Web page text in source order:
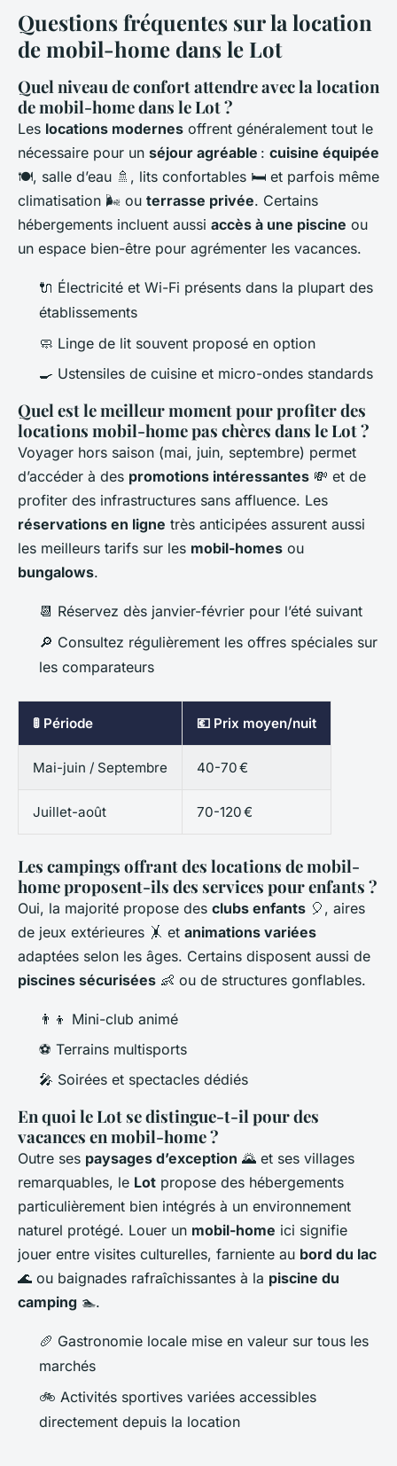
Questions fréquentes sur la location
de mobil-home dans le Lot
Quel niveau de confort attendre avec la location
de mobil-home dans le Lot ?
Les locations modernes offrent généralement tout le
nécessaire pour un séjour agréable : cuisine équipée
🍽️, salle d’eau 🚿, lits confortables 🛏️ et parfois même
climatisation 🌬️ ou terrasse privée. Certains
hébergements incluent aussi accès à une piscine ou
un espace bien-être pour agrémenter les vacances.
🔌 Électricité et Wi-Fi présents dans la plupart des
établissements
🧼 Linge de lit souvent proposé en option
🍳 Ustensiles de cuisine et micro-ondes standards
Quel est le meilleur moment pour profiter des
locations mobil-home pas chères dans le Lot ?
Voyager hors saison (mai, juin, septembre) permet
d’accéder à des promotions intéressantes 💸 et de
profiter des infrastructures sans affluence. Les
réservations en ligne très anticipées assurent aussi
les meilleurs tarifs sur les mobil-homes ou
bungalows.
📆 Réservez dès janvier-février pour l’été suivant
🔎 Consultez régulièrement les offres spéciales sur
les comparateurs
🚦 Période 💶 Prix moyen/nuit
Mai-juin / Septembre 40-70 €
Juillet-août 70-120 €
Les campings offrant des locations de mobil-
home proposent-ils des services pour enfants ?
Oui, la majorité propose des clubs enfants 🎈, aires
de jeux extérieures 🤸 et animations variées
adaptées selon les âges. Certains disposent aussi de
piscines sécurisées 👶 ou de structures gonflables.
👨‍👦 Mini-club animé
⚽ Terrains multisports
🎤 Soirées et spectacles dédiés
En quoi le Lot se distingue-t-il pour des
vacances en mobil-home ?
Outre ses paysages d’exception 🌄 et ses villages
remarquables, le Lot propose des hébergements
particulièrement bien intégrés à un environnement
naturel protégé. Louer un mobil-home ici signifie
jouer entre visites culturelles, farniente au bord du lac
🌊 ou baignades rafraîchissantes à la piscine du
camping 🏊.
🥖 Gastronomie locale mise en valeur sur tous les
marchés
🚲 Activités sportives variées accessibles
directement depuis la location